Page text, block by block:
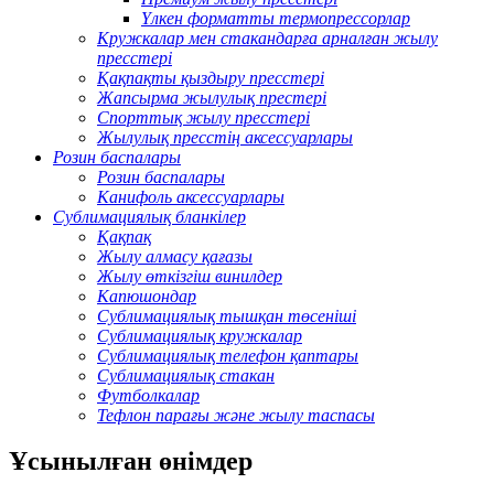
Үлкен форматты термопрессорлар
Кружкалар мен стакандарға арналған жылу
пресстері
Қақпақты қыздыру пресстері
Жапсырма жылулық престері
Спорттық жылу пресстері
Жылулық пресстің аксессуарлары
Розин баспалары
Розин баспалары
Канифоль аксессуарлары
Сублимациялық бланкілер
Қақпақ
Жылу алмасу қағазы
Жылу өткізгіш винилдер
Капюшондар
Сублимациялық тышқан төсеніші
Сублимациялық кружкалар
Сублимациялық телефон қаптары
Сублимациялық стакан
Футболкалар
Тефлон парағы және жылу таспасы
Ұсынылған өнімдер